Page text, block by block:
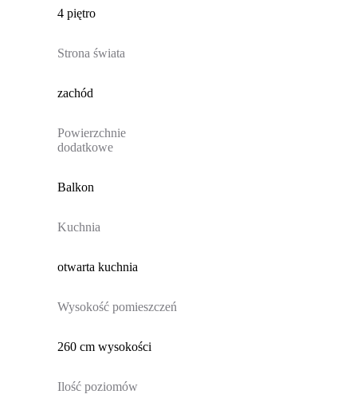
4 piętro
Strona świata
zachód
Powierzchnie
dodatkowe
Balkon
Kuchnia
otwarta kuchnia
Wysokość pomieszczeń
260 cm wysokości
Ilość poziomów